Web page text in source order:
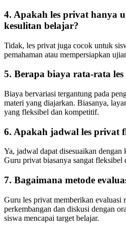
4. Apakah les privat hanya
kesulitan belajar?
Tidak, les privat juga cocok untuk
pemahaman atau mempersiapkan
5. Berapa biaya rata-rata
Biaya bervariasi tergantung pada
materi yang diajarkan. Biasanya,
yang fleksibel dan kompetitif.
6. Apakah jadwal les privat
Ya, jadwal dapat disesuaikan dengan
Guru privat biasanya sangat fleksibel
7. Bagaimana metode
Guru les privat memberikan evaluasi
perkembangan dan diskusi dengan
siswa mencapai target belajar.